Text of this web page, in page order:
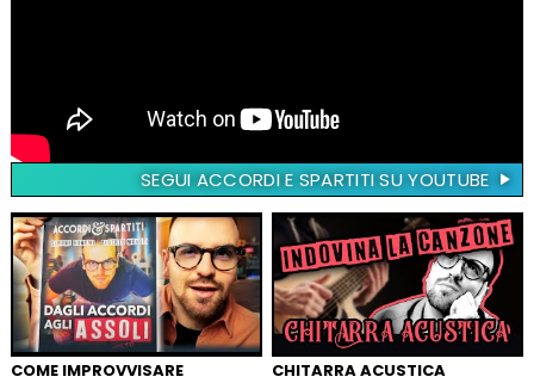
SEGUI ACCORDI E SPARTITI SU YOUTUBE
COME IMPROVVISARE CHITARRA ACUSTICA